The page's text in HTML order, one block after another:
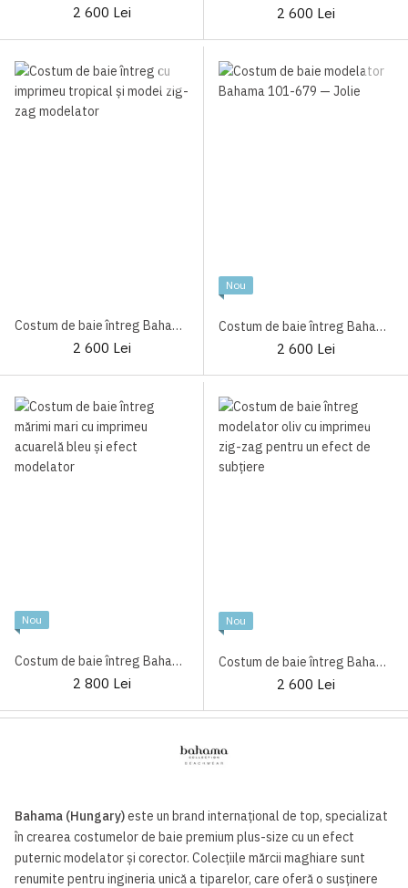
2 600 Lei 2 600 Lei
Costum de baie întreg Bahama 101-679 Tropical
2 600 Lei
Nou
Costum de baie întreg Bahama 101-679 B/Tropical
2 600 Lei
Nou
Costum de baie întreg Bahama 101-611 Azure
2 800 Lei
Nou
Costum de baie întreg Bahama 101-611 Olive
2 600 Lei
Bahama (Hungary)este un brand internațional de top, specializat
în crearea costumelor de baie premium plus-size cu un efect
puternic modelator și corector. Colecțiile mărcii maghiare sunt
renumite pentru ingineria unică a tiparelor, care oferă o susținere